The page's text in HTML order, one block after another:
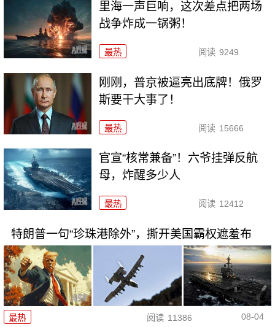
里海一声巨响，这次差点把两场
战争炸成一锅粥！
最热 阅读 9249
刚刚，普京被逼亮出底牌！俄罗
斯要干大事了！
最热 阅读 15666
官宣“核常兼备”！六爷挂弹反航
母，炸醒多少人
最热 阅读 12412
特朗普一句“珍珠港除外”，撕开美国霸权遮羞布
最热 阅读 11386 08-04